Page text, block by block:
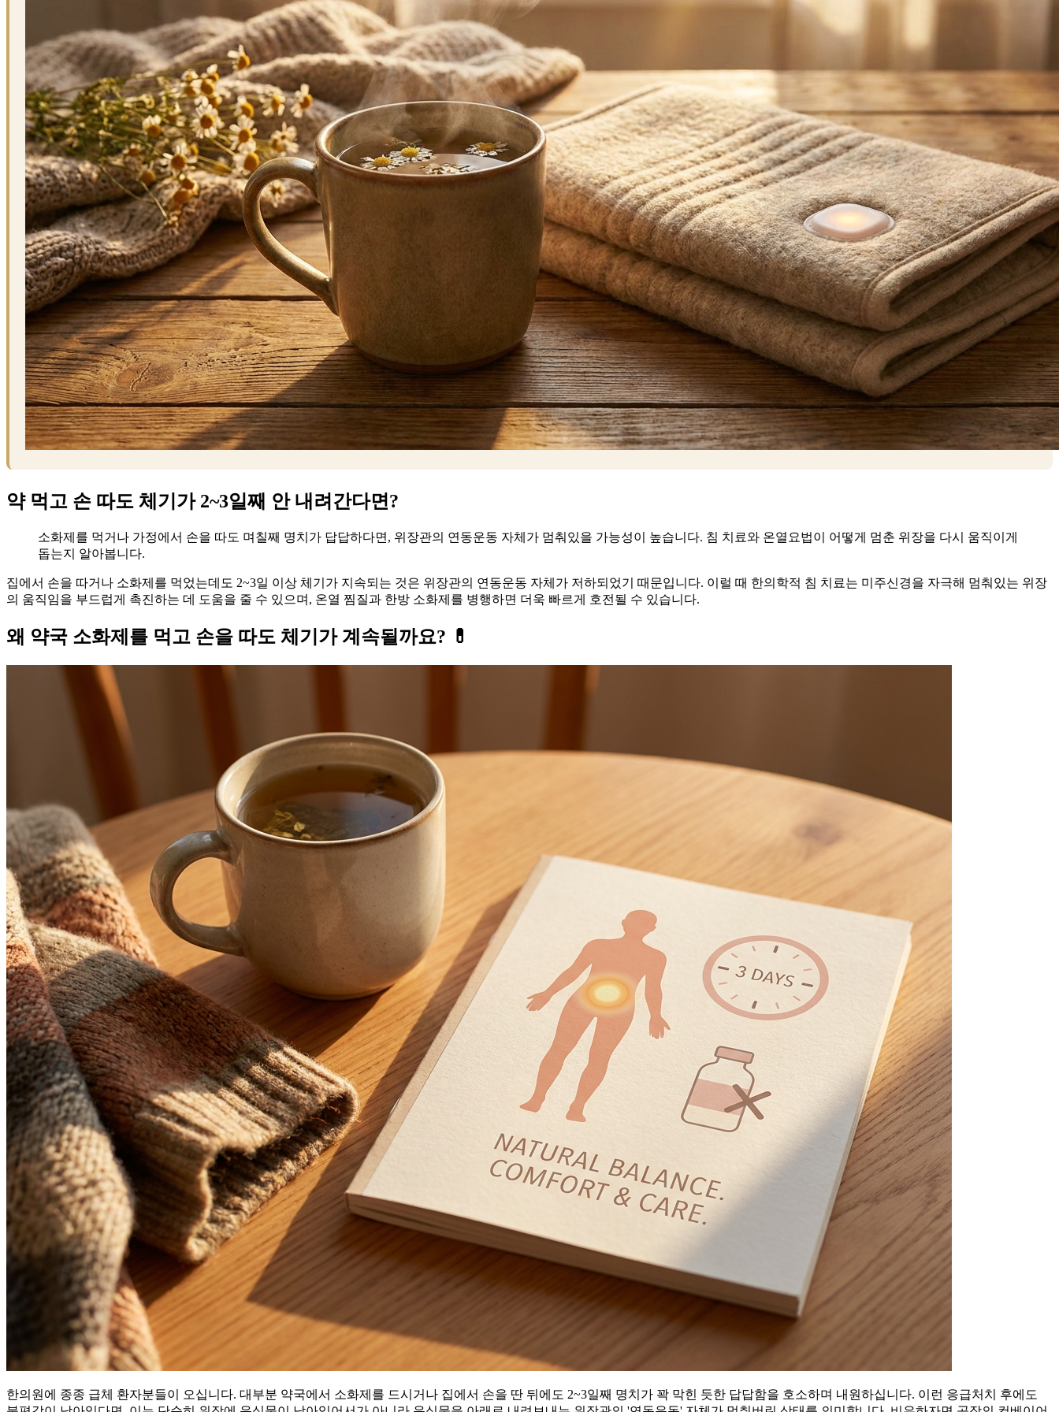
약 먹고 손 따도 체기가 2~3일째 안 내려간다면?
소화제를 먹거나 가정에서 손을 따도 며칠째 명치가 답답하다면, 위장관의 연동운동 자체가 멈춰있을 가능성이 높습니다. 침 치료와 온열요법이 어떻게 멈춘 위장을 다시 움직이게
돕는지 알아봅니다.
집에서 손을 따거나 소화제를 먹었는데도 2~3일 이상 체기가 지속되는 것은 위장관의 연동운동 자체가 저하되었기 때문입니다. 이럴 때 한의학적 침 치료는 미주신경을 자극해 멈춰있는 위장
의 움직임을 부드럽게 촉진하는 데 도움을 줄 수 있으며, 온열 찜질과 한방 소화제를 병행하면 더욱 빠르게 호전될 수 있습니다.
왜 약국 소화제를 먹고 손을 따도 체기가 계속될까요? 💊
한의원에 종종 급체 환자분들이 오십니다. 대부분 약국에서 소화제를 드시거나 집에서 손을 딴 뒤에도 2~3일째 명치가 꽉 막힌 듯한 답답함을 호소하며 내원하십니다. 이런 응급처치 후에도